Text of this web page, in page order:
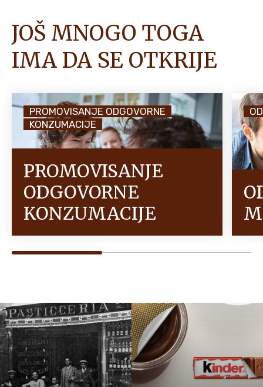
JOŠ MNOGO TOGA
IMA DA SE OTKRIJE
PROMOVISANJE ODGOVORNE
KONZUMACIJE
PROMOVISANJE
ODGOVORNE
KONZUMACIJE